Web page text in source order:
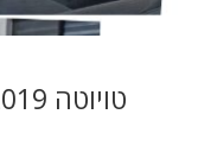
טויוטה COROLLA HSD SDN 2019